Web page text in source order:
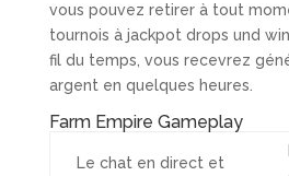
vous pouvez retirer à tout
tournois à jackpot drops und
fil du temps, vous recevrez
argent en quelques heures.
Farm Empire Gameplay
Le chat en direct et